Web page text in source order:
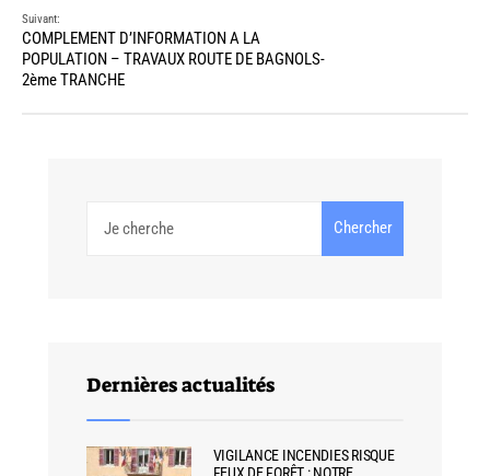
Suivant:
COMPLEMENT D’INFORMATION A LA
POPULATION – TRAVAUX ROUTE DE BAGNOLS-
2ème TRANCHE
Chercher
Dernières actualités
VIGILANCE INCENDIES RISQUE
FEUX DE FORÊT : NOTRE